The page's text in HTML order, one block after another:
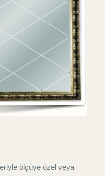
ölçüye özel veya